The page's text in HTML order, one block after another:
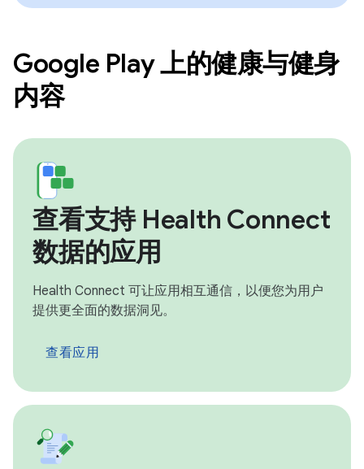
Google Play 上的健康与健身
内容
查看支持 Health Connect
数据的应用
Health Connect 可让应用相互通信，以便您为用户
提供更全面的数据洞见。
查看应用